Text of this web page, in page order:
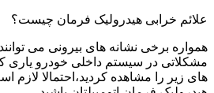
علائم خرابی هیدرولیک فرمان چیست؟
همواره برخی نشانه های بیرونی می
مشکلاتی در سیستم داخلی خودرو یاری
های زیر را مشاهده کردید،احتمالا لازم